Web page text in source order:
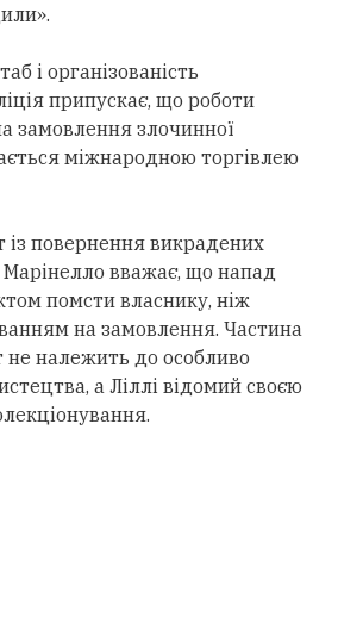
і організованість
припускає, що роботи
замовлення злочинної
міжнародною торгівлею
із повернення викрадених
Марінелло вважає, що напад
помсти власнику, ніж
на замовлення. Частина
не належить до особливо
а Ліллі відомий своєю